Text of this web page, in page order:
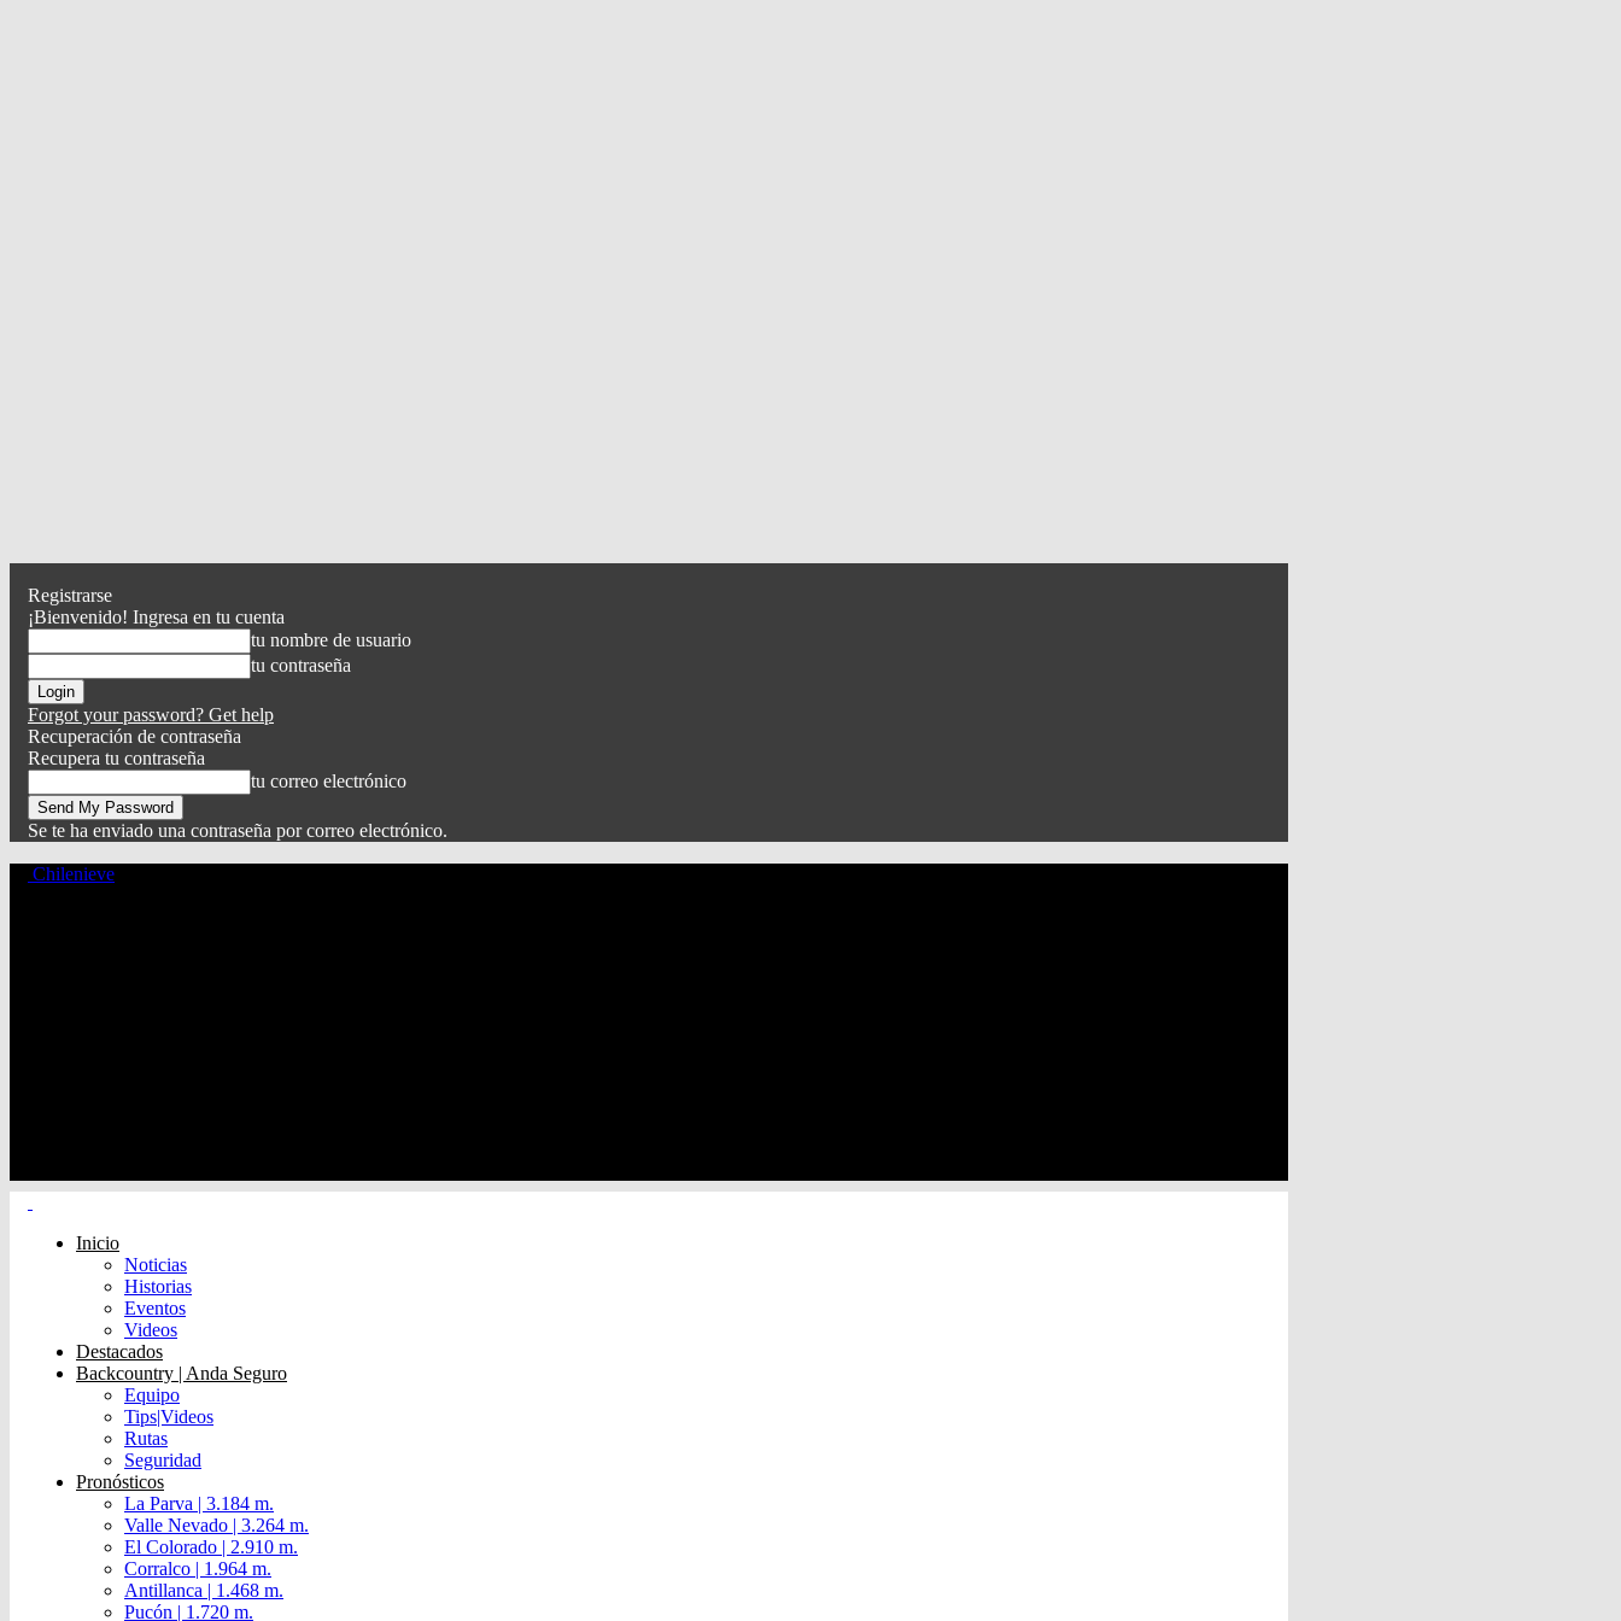
Registrarse
¡Bienvenido! Ingresa en tu cuenta
tu nombre de usuario
tu contraseña
Forgot your password? Get help
Recuperación de contraseña
Recupera tu contraseña
tu correo electrónico
Se te ha enviado una contraseña por correo electrónico.
Chilenieve
Inicio
Noticias
Historias
Eventos
Videos
Destacados
Backcountry | Anda Seguro
Equipo
Tips|Videos
Rutas
Seguridad
Pronósticos
La Parva | 3.184 m.
Valle Nevado | 3.264 m.
El Colorado | 2.910 m.
Corralco | 1.964 m.
Antillanca | 1.468 m.
Pucón | 1.720 m.